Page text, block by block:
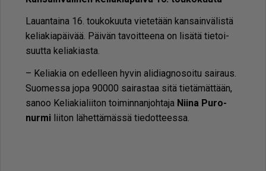
Lau­an­tai­na 16. tou­ko­kuu­ta vie­te­tään kan­sain­vä­lis­tä
ke­li­a­ki­a­päi­vää. Päi­vän ta­voit­tee­na on li­sä­tä tie­toi­
suut­ta ke­li­a­ki­as­ta.
– Ke­li­a­kia on edel­leen hy­vin ali­di­ag­no­soi­tu sai­raus.
Suo­mes­sa jopa 90000 sai­ras­taa sitä tie­tä­mät­tään,
sa­noo Ke­li­a­ki­a­lii­ton toi­min­nan­joh­ta­ja Nii­na Pu­ro­
nur­milii­ton lä­het­tä­mäs­sä tie­dot­tees­sa.